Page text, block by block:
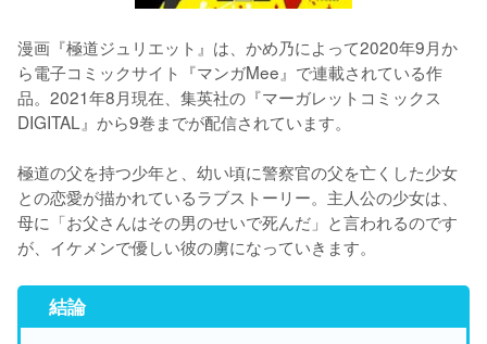
漫画『極道ジュリエット』は、かめ乃によって2020年9月か
ら電子コミックサイト『マンガMee』で連載されている作
品。2021年8月現在、集英社の『マーガレットコミックス
DIGITAL』から9巻までが配信されています。
極道の父を持つ少年と、幼い頃に警察官の父を亡くした少女
との恋愛が描かれているラブストーリー。主人公の少女は、
母に「お父さんはその男のせいで死んだ」と言われるのです
が、イケメンで優しい彼の虜になっていきます。
結論